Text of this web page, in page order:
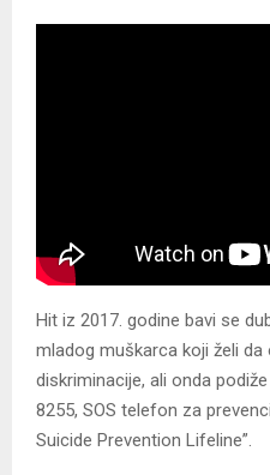
Hit iz 2017. godine bavi se
mladog muškarca koji želi
diskriminacije, ali onda
8255, SOS telefon za
Suicide Prevention Lifeline”.